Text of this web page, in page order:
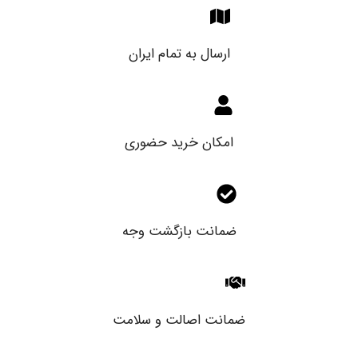
ارسال به تمام ایران
امکان خرید حضوری
ضمانت بازگشت وجه
ضمانت اصالت و سلامت